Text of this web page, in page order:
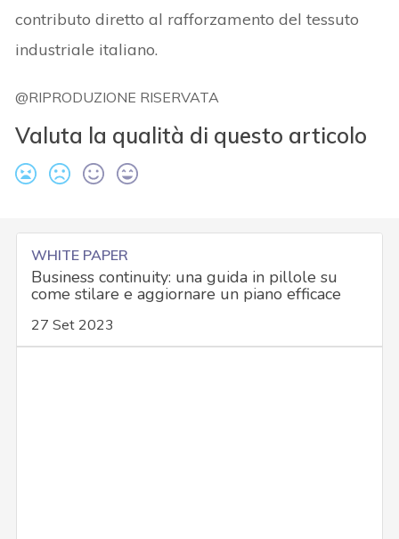
contributo diretto al rafforzamento del tessuto
industriale italiano.
@RIPRODUZIONE RISERVATA
Valuta la qualità di questo articolo
WHITE PAPER
Business continuity: una guida in pillole su
come stilare e aggiornare un piano efficace
27 Set 2023